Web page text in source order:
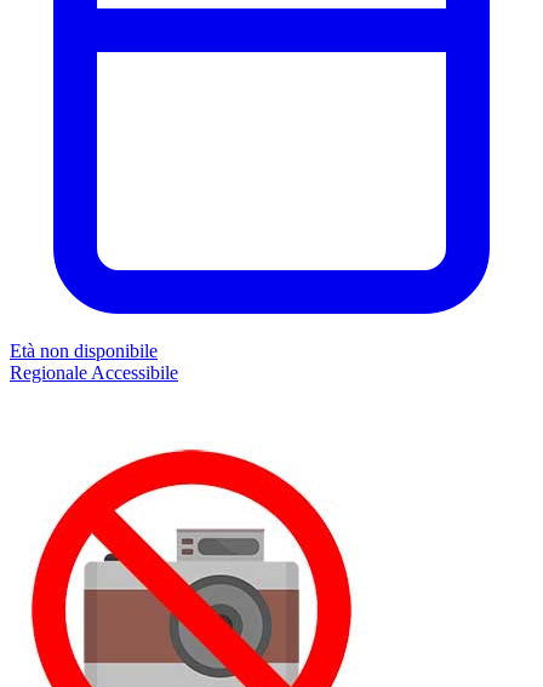
Età non disponibile
Regionale Accessibile